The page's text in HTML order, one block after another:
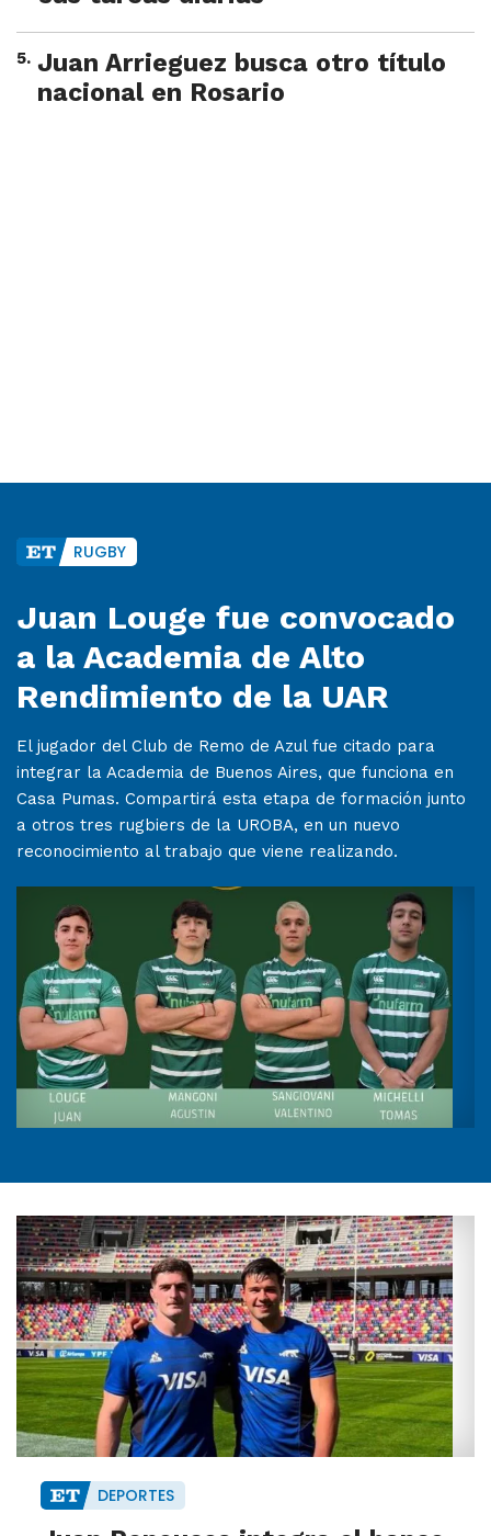
5. Juan Arrieguez busca otro título
nacional en Rosario
RUGBY
Juan Louge fue convocado
a la Academia de Alto
Rendimiento de la UAR
El jugador del Club de Remo de Azul fue citado para
integrar la Academia de Buenos Aires, que funciona en
Casa Pumas. Compartirá esta etapa de formación junto
a otros tres rugbiers de la UROBA, en un nuevo
reconocimiento al trabajo que viene realizando.
DEPORTES